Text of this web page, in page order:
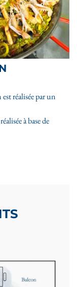
réalisée par un
à base de